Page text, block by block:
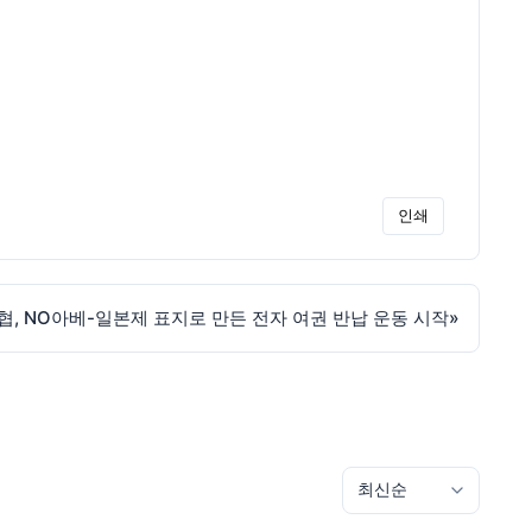
인쇄
, NO아베-일본제 표지로 만든 전자 여권 반납 운동 시작»